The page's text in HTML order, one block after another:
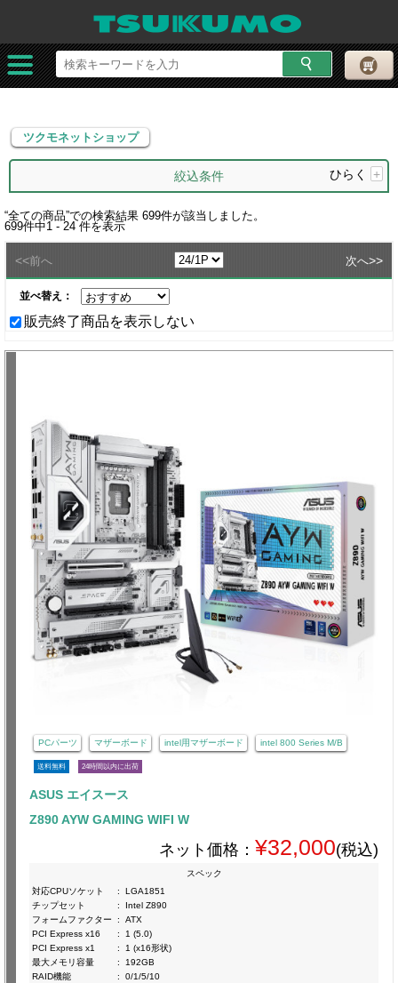
ツクモネットショップ
ツクモネットショップ
絞込条件 ひらく +
“全ての商品”での検索結果 699件が該当しました。
699件中1 - 24 件を表示
<<前へ 次へ>>
並べ替え：
販売終了商品を表示しない
PCパーツ マザーボード intel用マザーボード intel 800 Series M/B
送料無料 24時間以内に出荷
ASUS エイスース
Z890 AYW GAMING WIFI W
ネット価格： ¥32,000(税込)
スペック
対応CPUソケット
:
LGA1851
チップセット
:
Intel Z890
フォームファクター
:
ATX
PCI Express x16
:
1 (5.0)
PCI Express x1
:
1 (x16形状)
最大メモリ容量
:
192GB
RAID機能
: 0/1/5/10